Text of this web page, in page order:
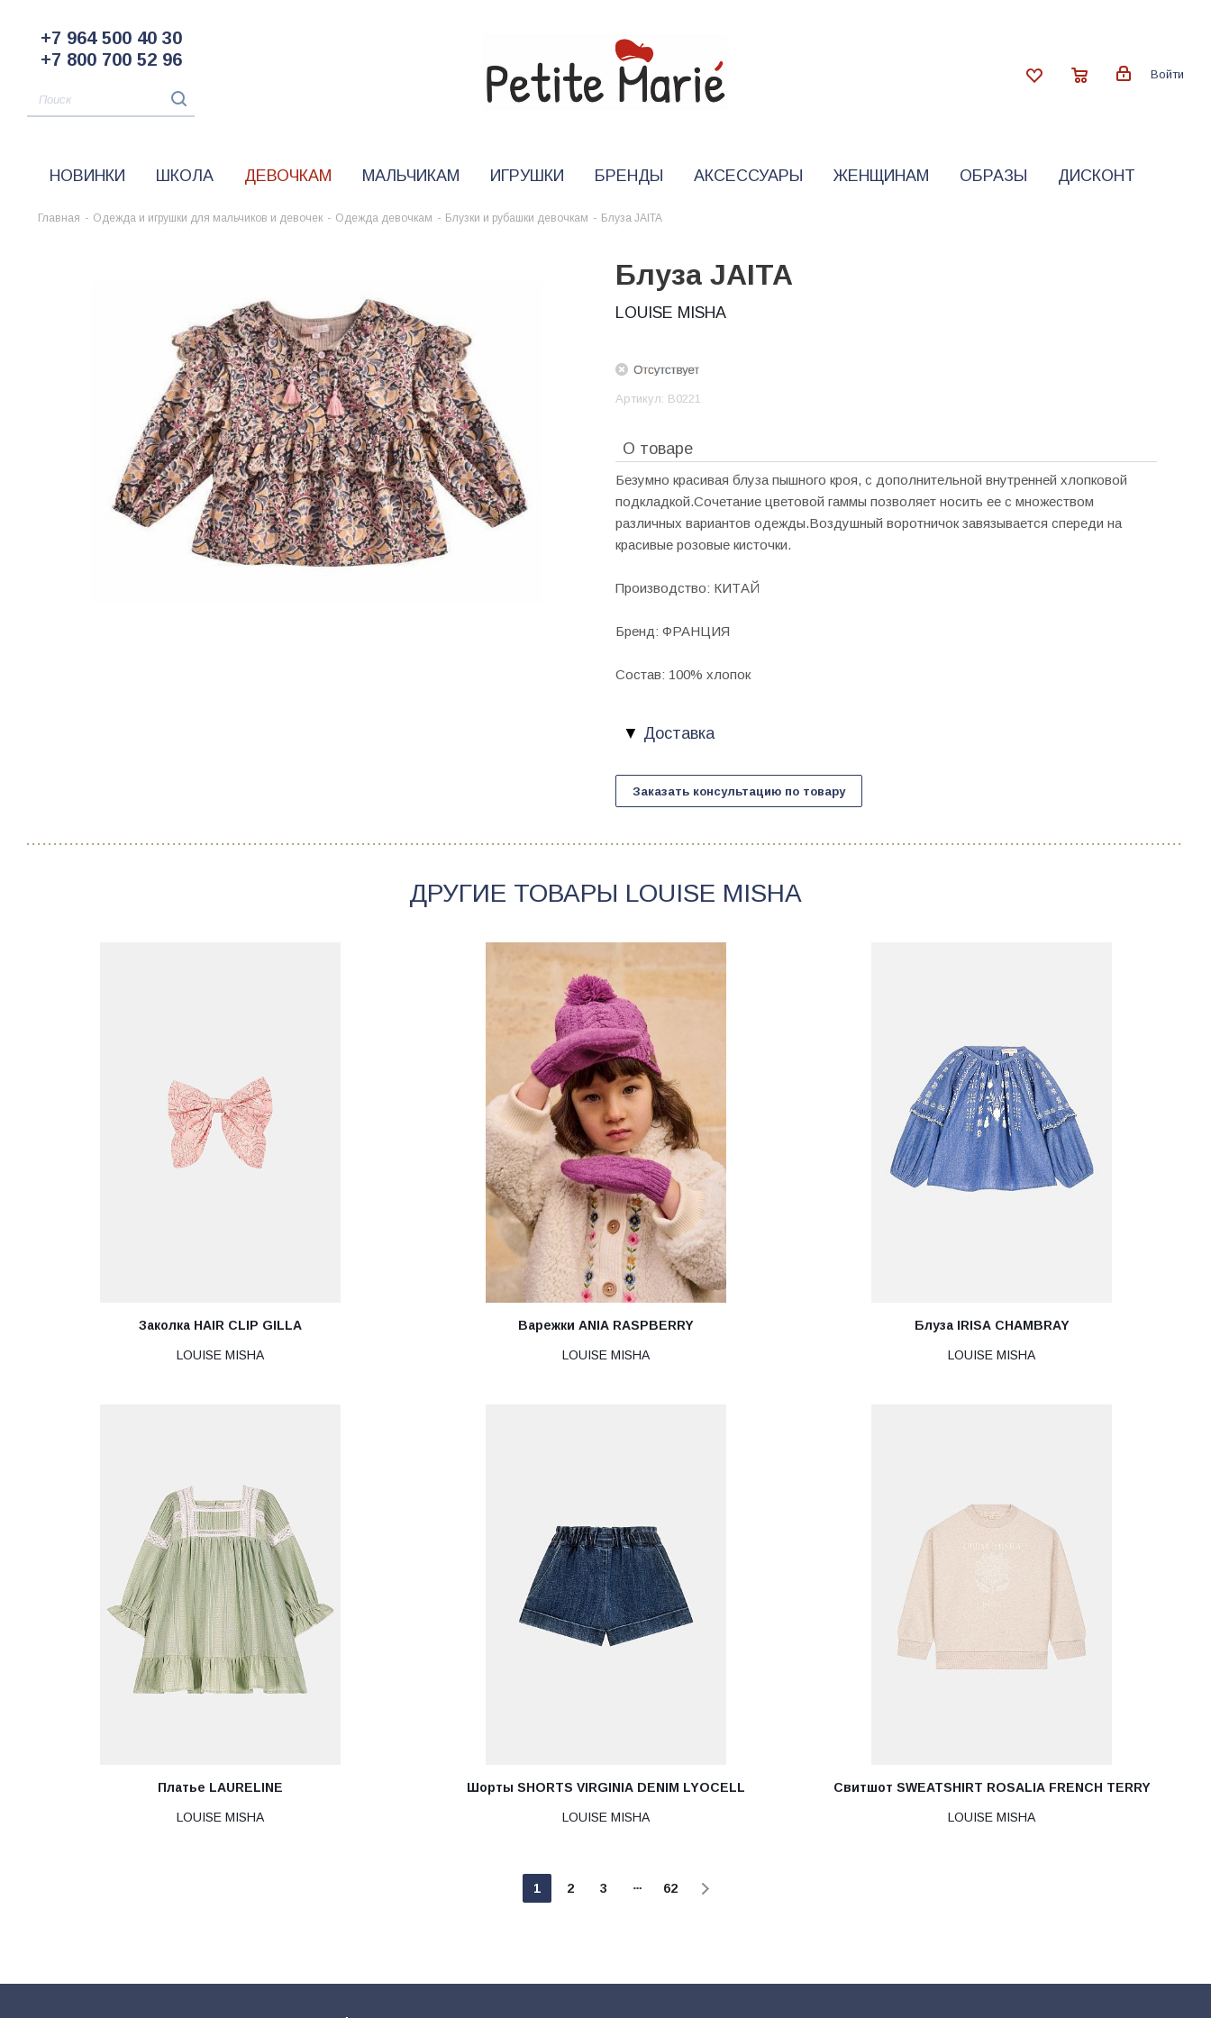
+7 964 500 40 30
+7 800 700 52 96
Войти
НОВИНКИ ШКОЛА ДЕВОЧКАМ МАЛЬЧИКАМ ИГРУШКИ БРЕНДЫ АКСЕССУАРЫ ЖЕНЩИНАМ ОБРАЗЫ ДИСКОНТ
Главная - Одежда и игрушки для мальчиков и девочек - Одежда девочкам - Блузки и рубашки девочкам - Блуза JAITA
Блуза JAITA
LOUISE MISHA
Артикул: B0221
О товаре
Безумно красивая блуза пышного кроя, с дополнительной внутренней хлопковой
подкладкой.Сочетание цветовой гаммы позволяет носить ее с множеством
различных вариантов одежды.Воздушный воротничок завязывается спереди на
красивые розовые кисточки.
Производство: КИТАЙ
Бренд: ФРАНЦИЯ
Состав: 100% хлопок
Доставка
Заказать консультацию по товару
ДРУГИЕ ТОВАРЫ LOUISE MISHA
Заколка HAIR CLIP GILLA
LOUISE MISHA
Варежки ANIA RASPBERRY
LOUISE MISHA
Блуза IRISA CHAMBRAY
LOUISE MISHA
Платье LAURELINE
LOUISE MISHA
Шорты SHORTS VIRGINIA DENIM LYOCELL
LOUISE MISHA
Свитшот SWEATSHIRT ROSALIA FRENCH TERRY
LOUISE MISHA
1 2 3 62